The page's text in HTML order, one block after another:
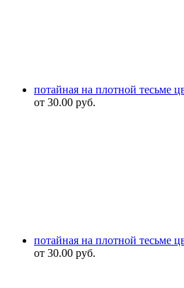
потайная на плотной тесьме
от 30.00 руб.
потайная на плотной тесьме
от 30.00 руб.